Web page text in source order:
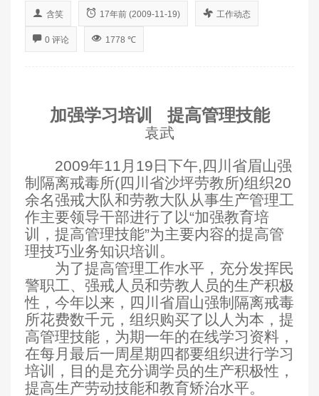
含笑 17年前 (2009-11-19) 工作动态
0 评论 1778 ℃
加强学习培训 提高管理技能
袁武
2009年11月19日 下午,四川省眉山强
制隔离戒毒所(四川省沙坪劳教所)组织20
余名强戒大队和劳教大队从事生产管理工
作主要领导干部进行了以“加强教育培
训，提高管理技能”为主要内容的提高管
理技巧业务知识培训。
为了提高管理工作水平，充分发挥民
警职工、强戒人员和劳教人员的生产积极
性，今年以来，四川省眉山强制隔离戒毒
所花费数千元，组织购买了以人为本，提
高管理技能，为期一年的在线学习资料，
在每月最后一周星期四都要组织进行学习
培训，目的是充分调学员的生产积极性，
提高生产劳动技能和教育矫治水平。